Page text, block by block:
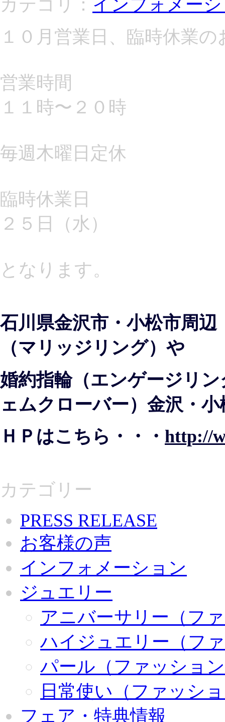
カテゴリ： インフォメー
１０月営業日、臨時休業の
営業時間
１１時〜２０時
毎週木曜日定休
臨時休業日
２５日（水）
となります。
石川県金沢市・小松市周
（マリッジリング）や
婚約指輪（エンゲージリ
ェムクローバー）金沢・小
ＨＰはこちら・・・ http://
カテゴリー
PRESS RELEASE
お客様の声
インフォメーション
ジュエリー
アニバーサリー（フ
ハイジュエリー（フ
パール（ファッショ
日常使い（ファッシ
フェア・特典情報